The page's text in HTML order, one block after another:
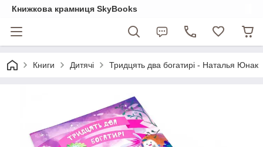
Книжкова крамниця SkyBooks
Книги Дитячі Тридцять два богатирі - Наталья Юнак